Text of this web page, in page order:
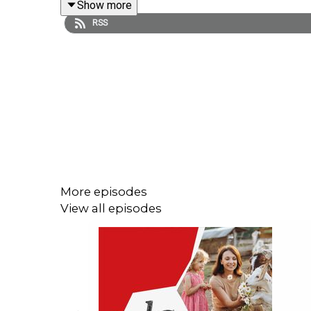
La Story est un podcast des « Echos »
Show more
RSS
More episodes
View all episodes